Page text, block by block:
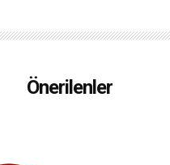
Önerilenler